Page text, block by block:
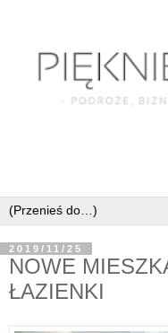
2019/11/25
NOWE
ŁAZIENKI